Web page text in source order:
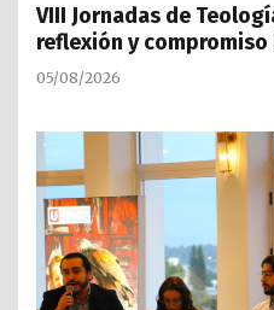
VIII Jornadas de
reflexión y compromiso
05/08/2026